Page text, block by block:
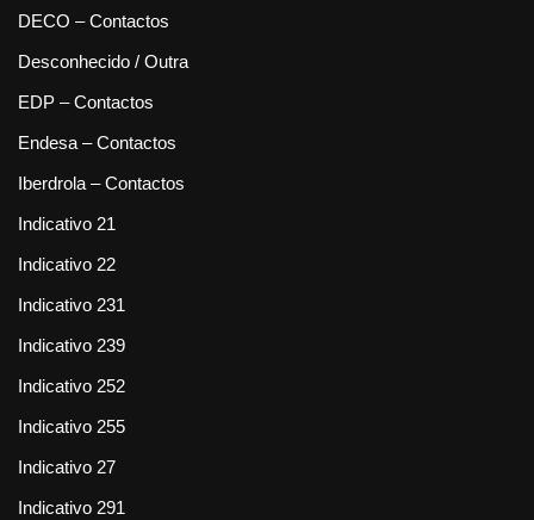
DECO – Contactos
Desconhecido / Outra
EDP – Contactos
Endesa – Contactos
Iberdrola – Contactos
Indicativo 21
Indicativo 22
Indicativo 231
Indicativo 239
Indicativo 252
Indicativo 255
Indicativo 27
Indicativo 291